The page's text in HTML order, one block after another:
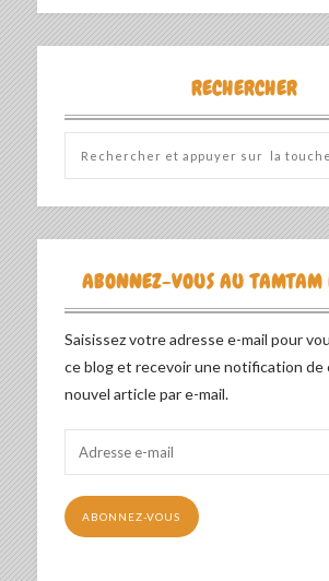
RECHERCHER
ABONNEZ-VOUS AU
Saisissez votre adresse e-mail pour
ce blog et recevoir une notification de
nouvel article par e-mail.
mail
ABONNEZ-VOUS